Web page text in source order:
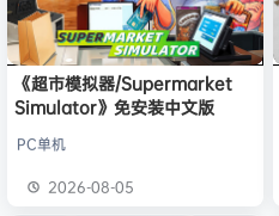
《超市模拟器/Supermarket
Simulator》免安装中文版
PC单机
2026-08-05